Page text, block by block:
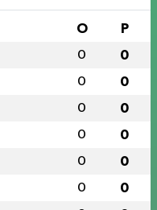
O P
0 0
0 0
0 0
0 0
0 0
0 0